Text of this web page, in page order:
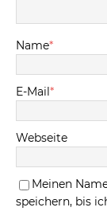
Name*
E-Mail*
Webseite
Meinen
speichern, bis